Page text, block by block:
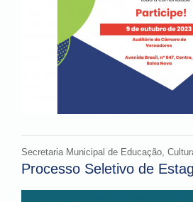
Secretaria Municipal de Educação,
Processo Seletivo de